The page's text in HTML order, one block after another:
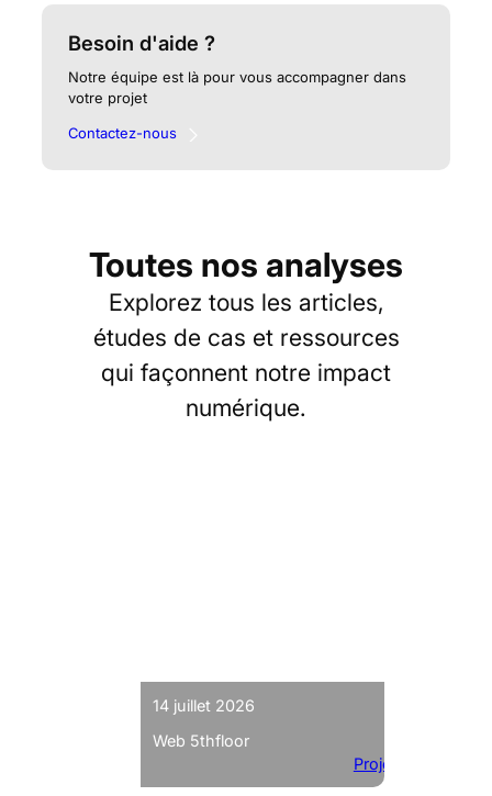
Besoin d'aide ?
Notre équipe est là pour vous accompagner dans
votre projet
Contactez-nous
Toutes nos analyses
Explorez tous les articles,
études de cas et ressources
qui façonnent notre impact
numérique.
14 juillet 2026
Web 5thfloor
Projets